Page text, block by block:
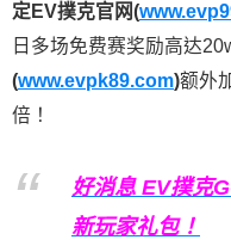
定EV撲克官网(
日多场免费赛奖励高达
(www.evpk89.com)额外
倍！
好消息 EV撲克
新玩家礼包！